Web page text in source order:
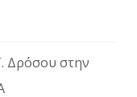
Δρόσου στην